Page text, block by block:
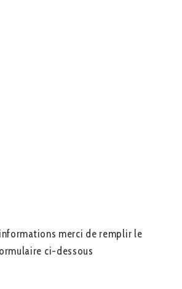
merci de remplir le
ci-dessous